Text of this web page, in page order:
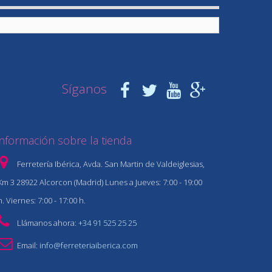
Síganos
sobre la tienda
Ferretería Ibérica, Avda. San Martin de Valdeiglesias,
3 28922 Alcorcon (Madrid) Lunes a Jueves: 7:00 - 19:00
Viernes: 7:00 - 17:00 h.
Llámanos ahora: +34 91 525 25 25
Email: info@ferreteriaiberica.com